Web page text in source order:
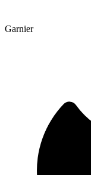
Garnier